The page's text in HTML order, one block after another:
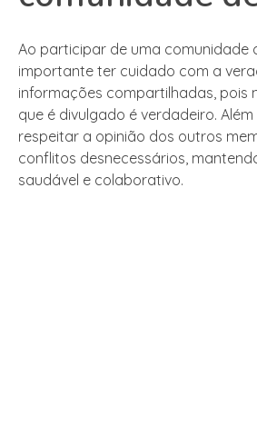
Ao participar de uma comunidade
importante ter cuidado com a
informações compartilhadas, pois
que é divulgado é verdadeiro.
respeitar a opinião dos outros
conflitos desnecessários,
saudável e colaborativo.